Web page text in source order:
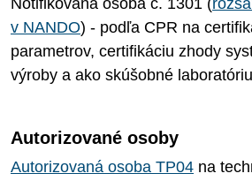
Notifikovaná osoba č. 1301 (
v NANDO) - podľa CPR na
parametrov, certifikáciu zhody
výroby a ako skúšobné
Autorizované osoby
Autorizovaná osoba TP04 na